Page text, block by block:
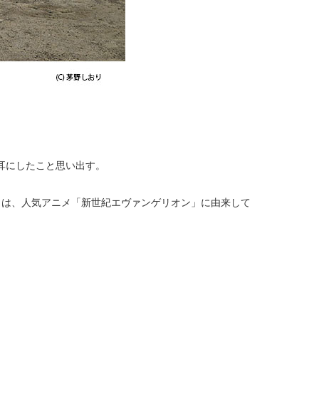
したこと思い出す。
、人気アニメ「新世紀エヴァンゲリオン」に由来して